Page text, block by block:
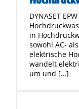
DYNASET
in
sowohl AC-
elektrische
wandelt
um und […]